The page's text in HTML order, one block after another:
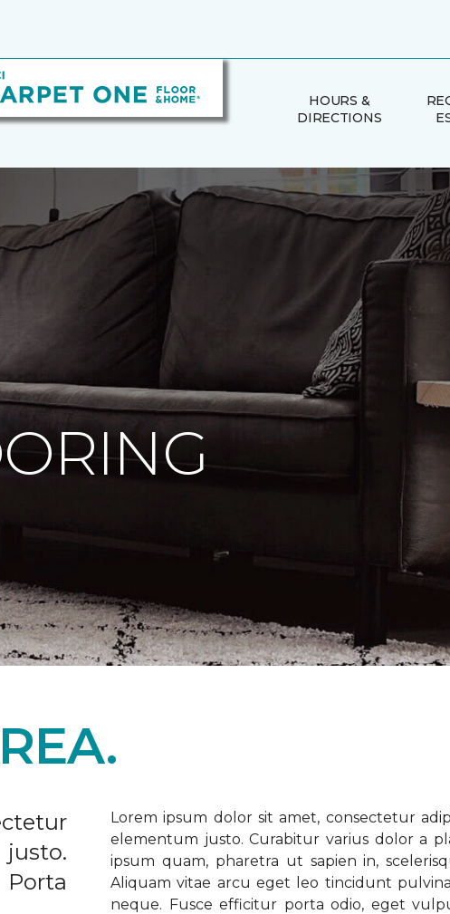
HOURS &
DIRECTIONS
Lorem ipsum dolor sit amet, consectetur
elementum justo. Curabitur varius dolor a
ipsum quam, pharetra ut sapien in,
Aliquam vitae arcu eget leo tincidunt
neque. Fusce efficitur porta odio, eget